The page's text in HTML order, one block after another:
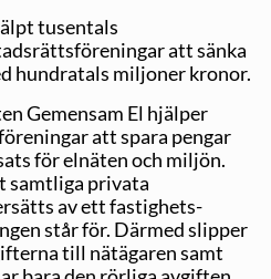
tusentals
att sänka
hundratals miljoner kronor.
Gemensam El hjälper
att spara pengar
för elnäten och miljön.
samtliga privata
av ett fastighets­
står för. Därmed slipper
till nätägaren samt